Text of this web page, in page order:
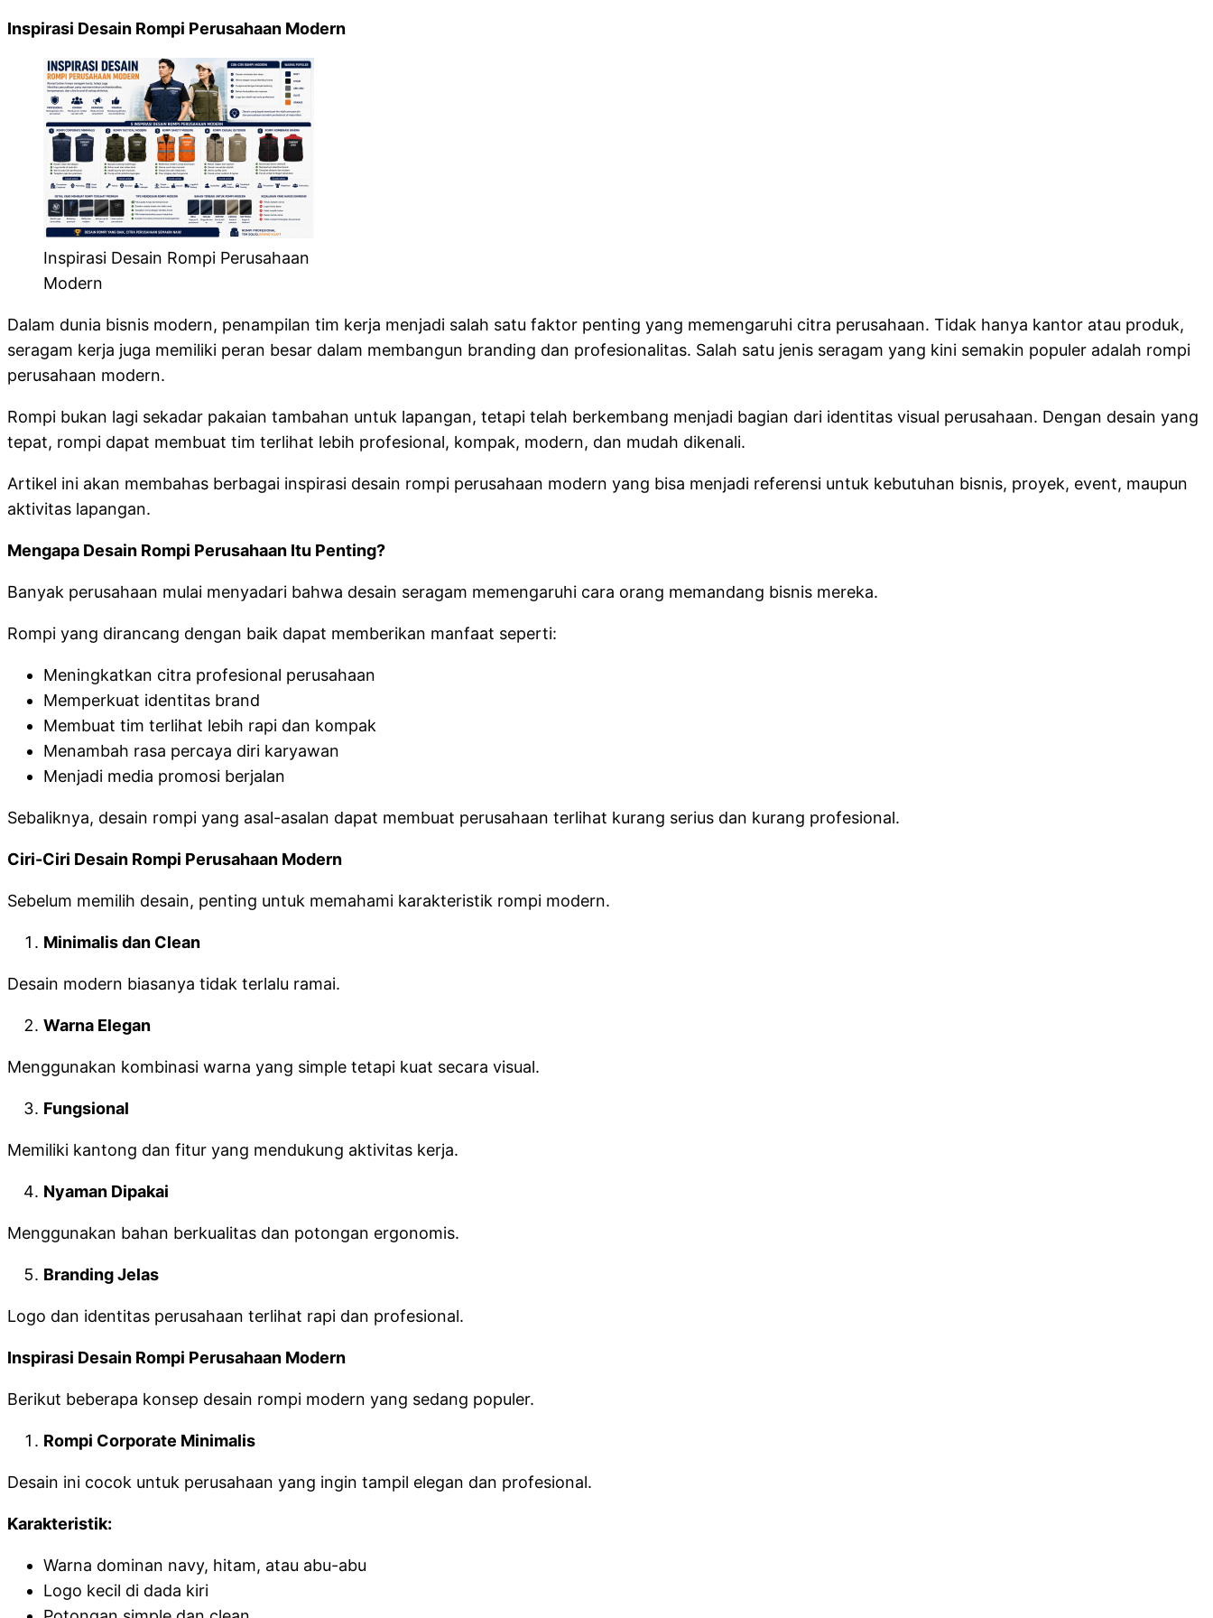
Inspirasi Desain Rompi Perusahaan Modern
Inspirasi Desain Rompi Perusahaan
Modern
Dalam dunia bisnis modern, penampilan tim kerja menjadi salah satu faktor penting yang memengaruhi citra perusahaan. Tidak hanya kantor atau produk,
seragam kerja juga memiliki peran besar dalam membangun branding dan profesionalitas. Salah satu jenis seragam yang kini semakin populer adalah rompi
perusahaan modern.
Rompi bukan lagi sekadar pakaian tambahan untuk lapangan, tetapi telah berkembang menjadi bagian dari identitas visual perusahaan. Dengan desain yang
tepat, rompi dapat membuat tim terlihat lebih profesional, kompak, modern, dan mudah dikenali.
Artikel ini akan membahas berbagai inspirasi desain rompi perusahaan modern yang bisa menjadi referensi untuk kebutuhan bisnis, proyek, event, maupun
aktivitas lapangan.
Mengapa Desain Rompi Perusahaan Itu Penting?
Banyak perusahaan mulai menyadari bahwa desain seragam memengaruhi cara orang memandang bisnis mereka.
Rompi yang dirancang dengan baik dapat memberikan manfaat seperti:
Meningkatkan citra profesional perusahaan
Memperkuat identitas brand
Membuat tim terlihat lebih rapi dan kompak
Menambah rasa percaya diri karyawan
Menjadi media promosi berjalan
Sebaliknya, desain rompi yang asal-asalan dapat membuat perusahaan terlihat kurang serius dan kurang profesional.
Ciri-Ciri Desain Rompi Perusahaan Modern
Sebelum memilih desain, penting untuk memahami karakteristik rompi modern.
Minimalis dan Clean
Desain modern biasanya tidak terlalu ramai.
Warna Elegan
Menggunakan kombinasi warna yang simple tetapi kuat secara visual.
Fungsional
Memiliki kantong dan fitur yang mendukung aktivitas kerja.
Nyaman Dipakai
Menggunakan bahan berkualitas dan potongan ergonomis.
Branding Jelas
Logo dan identitas perusahaan terlihat rapi dan profesional.
Inspirasi Desain Rompi Perusahaan Modern
Berikut beberapa konsep desain rompi modern yang sedang populer.
Rompi Corporate Minimalis
Desain ini cocok untuk perusahaan yang ingin tampil elegan dan profesional.
Karakteristik:
Warna dominan navy, hitam, atau abu-abu
Logo kecil di dada kiri